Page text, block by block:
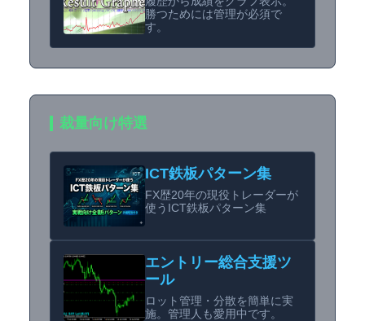
勝つためには管理が必須で
す。
裁量向け特選
ICT鉄板パターン集
FX歴20年の現役トレーダーが
使うICT鉄板パターン集
エントリー総合支援ツ
ール
ロット管理・分散を簡単に実
施。管理人も愛用中です。